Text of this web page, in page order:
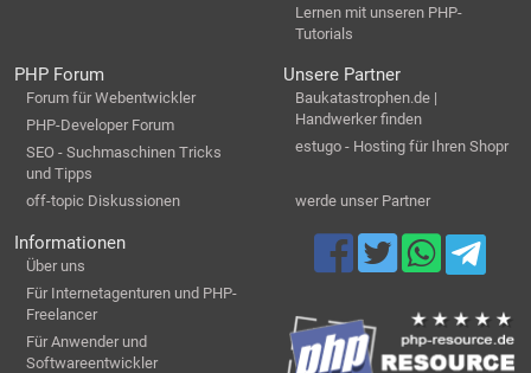
Lernen mit unseren PHP-
Tutorials
PHP Forum
Forum für Webentwickler
PHP-Developer Forum
SEO - Suchmaschinen Tricks
und Tipps
off-topic Diskussionen
Unsere Partner
Baukatastrophen.de |
Handwerker finden
estugo - Hosting für Ihren Shopr
werde unser Partner
Informationen
Über uns
Für Internetagenturen und PHP-
Freelancer
Für Anwender und
Softwareentwickler